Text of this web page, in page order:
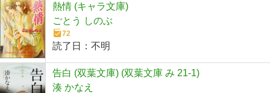
熱情 (キャラ文庫)
ごとう しのぶ
72
読了日： 不明
告白 (双葉文庫) (双葉文庫 み 21-1)
湊 かなえ